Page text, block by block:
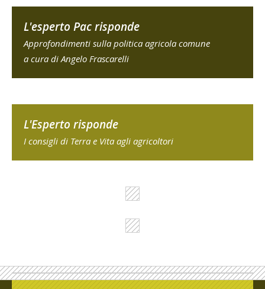
L'esperto Pac risponde
Approfondimenti sulla politica agricola comune
a cura di Angelo Frascarelli
L'Esperto risponde
I consigli di Terra e Vita agli agricoltori